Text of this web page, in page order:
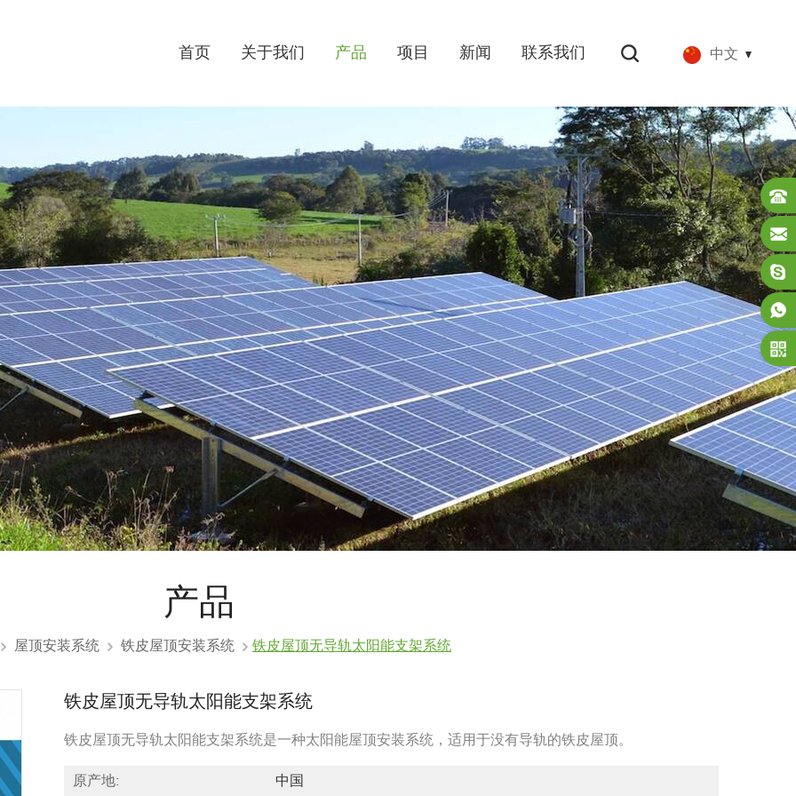
中文
首页 关于我们 产品 项目 新闻 联系我们
产品
屋顶安装系统 铁皮屋顶安装系统 铁皮屋顶无导轨太阳能支架系统
铁皮屋顶无导轨太阳能支架系统
铁皮屋顶无导轨太阳能支架系统是一种太阳能屋顶安装系统，适用于没有导轨的铁皮屋顶。
原产地: 中国